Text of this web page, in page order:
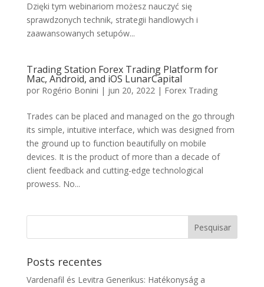
Dzięki tym webinariom możesz nauczyć się
sprawdzonych technik, strategii handlowych i
zaawansowanych setupów...
Trading Station Forex Trading Platform for
Mac, Android, and iOS LunarCapital
por Rogério Bonini | jun 20, 2022| Forex Trading
Trades can be placed and managed on the go through
its simple, intuitive interface, which was designed from
the ground up to function beautifully on mobile
devices. It is the product of more than a decade of
client feedback and cutting-edge technological
prowess. No...
Posts recentes
Vardenafil és Levitra Generikus: Hatékonyság a